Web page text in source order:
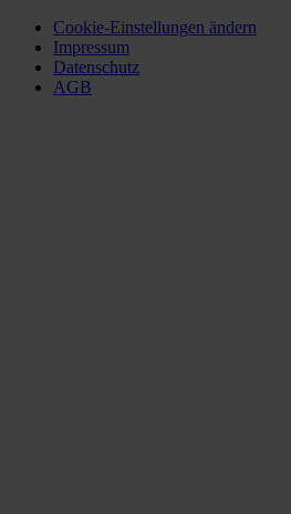
Cookie-Einstellungen ändern
Impressum
Datenschutz
AGB